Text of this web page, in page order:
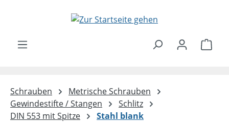
Zum Hauptinhalt springen
Schrauben
Metrische Schrauben
Gewindestifte / Stangen
Schlitz
DIN 553 mit Spitze
Stahl blank